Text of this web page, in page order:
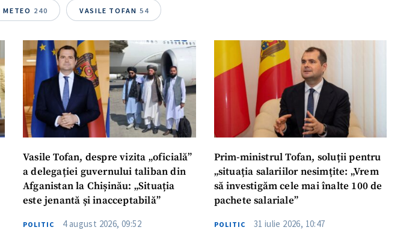
METEO 240 VASILE TOFAN 54
Vasile Tofan, despre vizita „oficială”
a delegației guvernului taliban din
Afganistan la Chișinău: „Situația
este jenantă și inacceptabilă”
POLITIC 4 august 2026, 09:52
Prim-ministrul Tofan, soluții pentru
„situația salariilor nesimțite: „Vrem
să investigăm cele mai înalte 100 de
pachete salariale”
POLITIC 31 iulie 2026, 10:47
Telefon + Telefon personal
Am citit și sunt de acord cupolitica de
confidențialitate.
TRIMITE ȘTIREA